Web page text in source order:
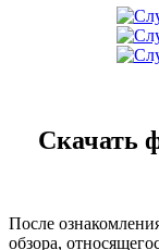
Скачать
После
обзора,